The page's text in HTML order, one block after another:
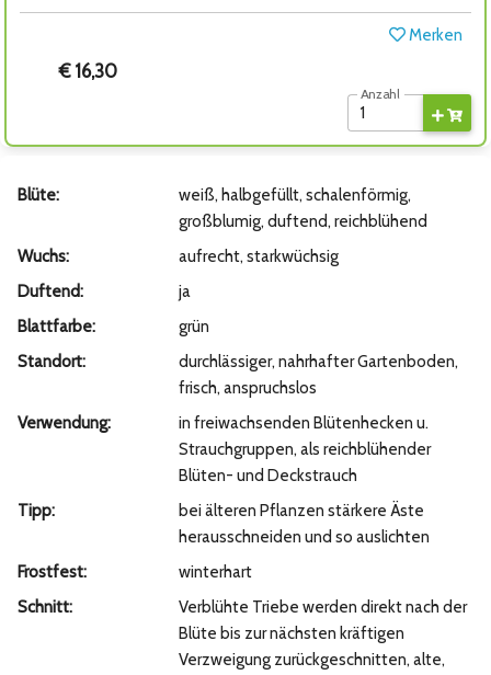
Merken
€ 16,30
Anzahl
Blüte:
weiß, halbgefüllt, schalenförmig,
großblumig, duftend, reichblühend
Wuchs:
aufrecht, starkwüchsig
Duftend:
ja
Blattfarbe:
grün
Standort:
durchlässiger, nahrhafter Gartenboden,
frisch, anspruchslos
Verwendung:
in freiwachsenden Blütenhecken u.
Strauchgruppen, als reichblühender
Blüten- und Deckstrauch
Tipp:
bei älteren Pflanzen stärkere Äste
herausschneiden und so auslichten
Frostfest:
winterhart
Schnitt:
Verblühte Triebe werden direkt nach der
Blüte bis zur nächsten kräftigen
Verzweigung zurückgeschnitten, alte,